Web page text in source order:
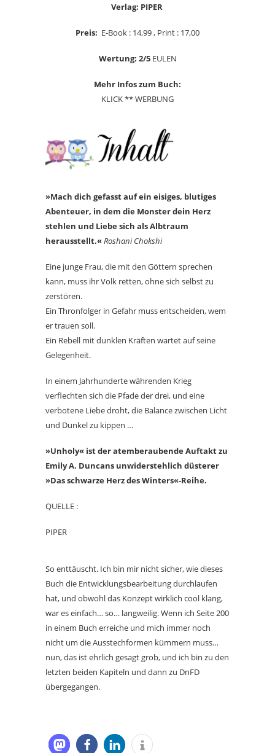
Verlag: PIPER
Preis: E-Book : 14,99 , Print : 17,00
Wertung: 2/5EULEN
Mehr Infos zum Buch:
KLICK ** WERBUNG
»Mach dich gefasst auf ein eisiges, blutiges
Abenteuer, in dem die Monster dein Herz
stehlen und Liebe sich als Albtraum
herausstellt.«Roshani Chokshi
Eine junge Frau, die mit den Göttern sprechen
kann, muss ihr Volk retten, ohne sich selbst zu
zerstören.
Ein Thronfolger in Gefahr muss entscheiden, wem
er trauen soll.
Ein Rebell mit dunklen Kräften wartet auf seine
Gelegenheit.
In einem Jahrhunderte währenden Krieg
verflechten sich die Pfade der drei, und eine
verbotene Liebe droht, die Balance zwischen Licht
und Dunkel zu kippen …
»Unholy« ist der atemberaubende Auftakt zu
Emily A. Duncans unwiderstehlich düsterer
»Das schwarze Herz des Winters«-Reihe.
QUELLE :
PIPER
So enttäuscht. Ich bin mir nicht sicher, wie dieses
Buch die Entwicklungsbearbeitung durchlaufen
hat, und obwohl das Konzept wirklich cool klang,
war es einfach… so… langweilig. Wenn ich Seite 200
in einem Buch erreiche und mich immer noch
nicht um die Ausstechformen kümmern muss…
nun, das ist ehrlich gesagt grob, und ich bin zu den
letzten beiden Kapiteln und dann zu DnFD
übergegangen.